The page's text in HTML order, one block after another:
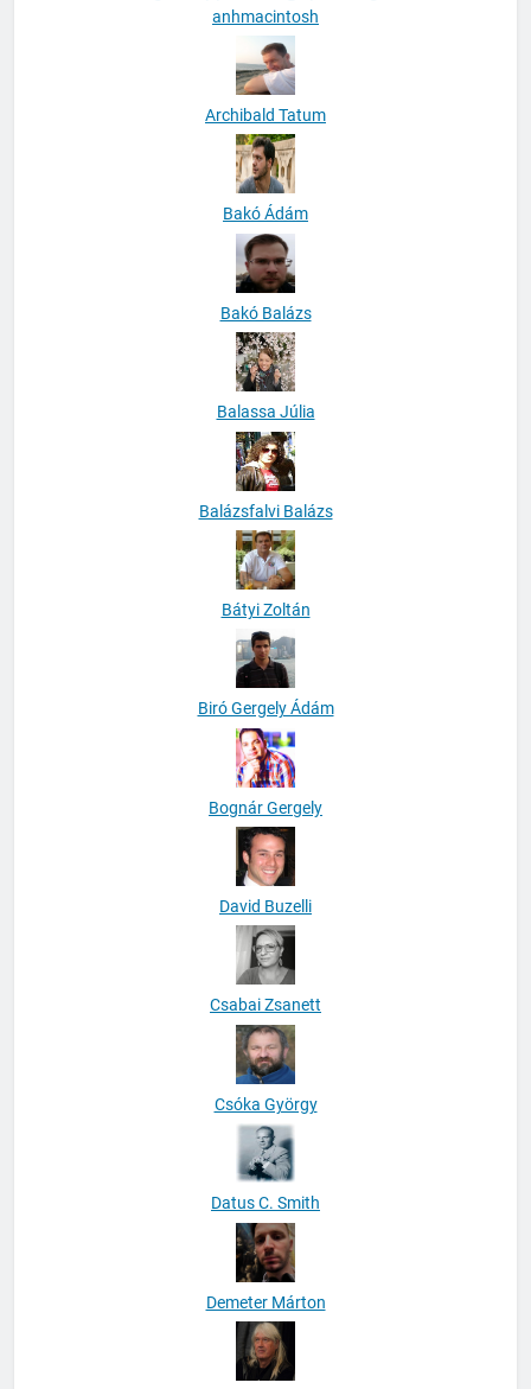
anhmacintosh
Archibald Tatum
Bakó Ádám
Bakó Balázs
Balassa Júlia
Balázsfalvi Balázs
Bátyi Zoltán
Biró Gergely Ádám
Bognár Gergely
David Buzelli
Csabai Zsanett
Csóka György
Datus C. Smith
Demeter Márton